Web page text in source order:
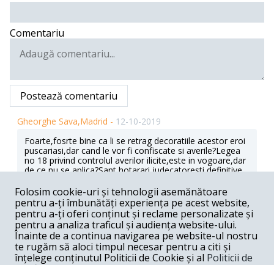
Comentariu
Postează comentariu
Gheorghe Sava,Madrid - 12-10-2019
Foarte,fosrte bine ca li se retrag decoratiile acestor eroi
puscariasi,dar cand le vor fi confiscate si averile?Legea
no 18 privind controlul averilor ilicite,este in vogoare,dar
de ce nu se aplica?Sant hotarari judecatoresti definitive
megaescocilor,boiculescu,udrea,hrebenciuc,etc,cine
impiedica ANAF’ul sa le puna in aplicare.Mi se pare o
firtuna intr’un pahar cu apa,sau zicala romaneasca”cainii
latra,ursul trece”.Prea mult praf in ochii romanilor,dar
megaescrocii raman cu averile.
Răspunde
Folosim cookie-uri și tehnologii asemănătoare
pentru a-ți îmbunătăți experiența pe acest website,
pentru a-ți oferi conținut și reclame personalizate și
pentru a analiza traficul și audiența website-ului.
Înainte de a continua navigarea pe website-ul nostru
te rugăm să aloci timpul necesar pentru a citi și
înțelege conținutul Politicii de Cookie și al Politicii de